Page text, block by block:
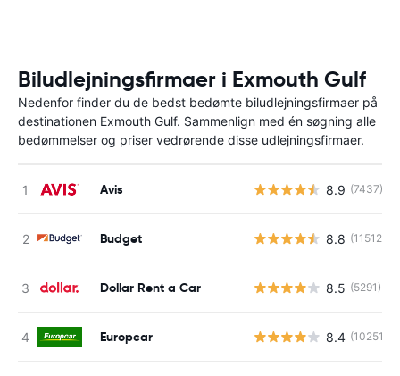
Biludlejningsfirmaer i Exmouth Gulf
Nedenfor finder du de bedst bedømte biludlejningsfirmaer på
destinationen Exmouth Gulf. Sammenlign med én søgning alle
bedømmelser og priser vedrørende disse udlejningsfirmaer.
Avis 8.9 (7437)
Budget 8.8 (11512)
Dollar Rent a Car 8.5 (5291)
Europcar 8.4 (10251)